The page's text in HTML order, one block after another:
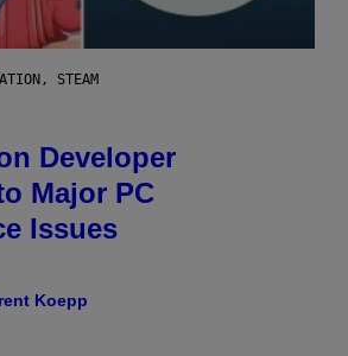
STEAM
Developer
Major PC
Issues
Koepp